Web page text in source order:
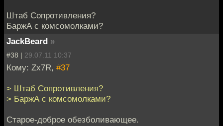
Штаб Сопротивления?
БаржА с комсомолками?
JackBeard »
#38 | 29.07.11 10:37
Кому: Zx7R, #37
> Штаб Сопротивления?
> БаржА с комсомолками?
Старое-доброе обезболивающее.